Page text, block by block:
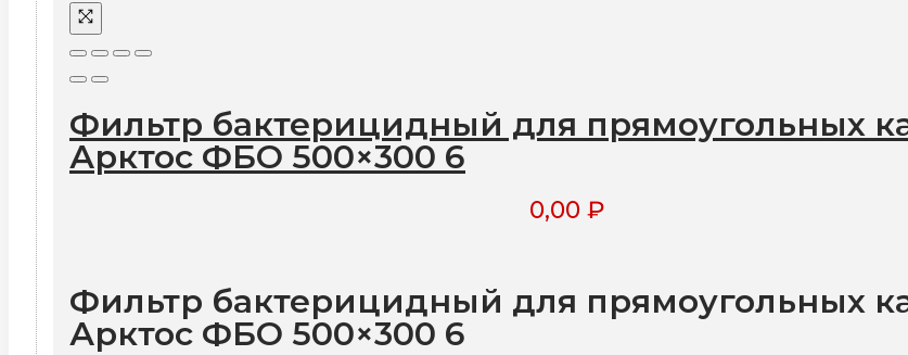
Фильтр бактерицидный для прямоугольных
Арктос ФБО 500×300 6
0,00 ₽
Фильтр бактерицидный для прямоугольных
Арктос ФБО 500×300 6